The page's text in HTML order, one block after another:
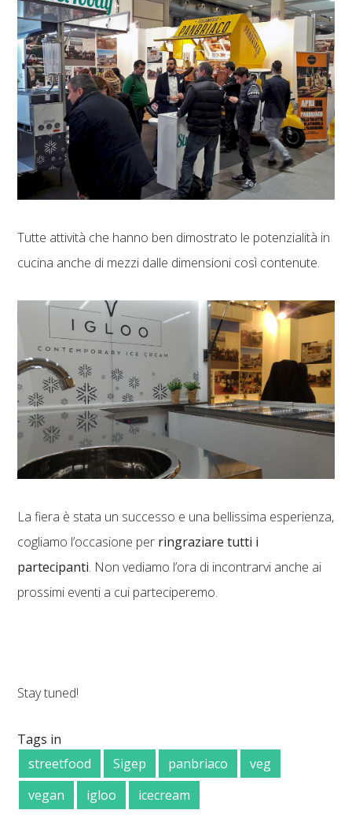
Tutte attività che hanno ben dimostrato le potenzialità in
cucina anche di mezzi dalle dimensioni così contenute.
La fiera è stata un successo e una bellissima esperienza,
cogliamo l’occasione per ringraziare tutti i
partecipanti. Non vediamo l’ora di incontrarvi anche ai
prossimi eventi a cui parteciperemo.
Stay tuned!
Tags in
streetfood
Sigep panbriaco
veg
vegan
igloo icecream